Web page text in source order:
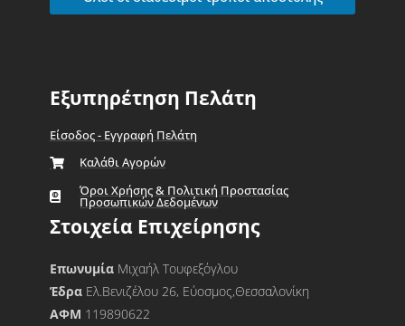
Εξυπηρέτηση Πελάτη
Είσοδος - Εγγραφή Πελάτη
Καλάθι Αγορών
Όροι Χρήσης & Πολιτική Προστασίας
Προσωπικών Δεδομένων
Στοιχεία Επιχείρησης
Επωνυμία Μιχαήλ Τουφεξόγλου
Έδρα Ελ.Βενιζέλου 26, Εύοσμος,Θεσσαλονίκη
ΑΦΜ 119890622